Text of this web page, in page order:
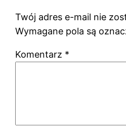
Twój adres e-mail nie
Wymagane pola są
Komentarz *